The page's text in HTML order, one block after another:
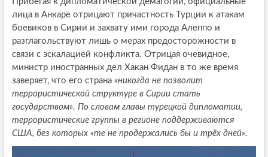
лица в Анкаре отрицают причастность Турции к атакам
боевиков в Сирии и захвату ими города Алеппо и
разглагольствуют лишь о мерах предосторожности в
связи с эскалацией конфликта. Отрицая очевидное,
министр иностранных дел Хакан Фидан в то же время
заверяет, что его страна «никогда не позволит
террористической структуре в Сирии стать
государством». По словам главы турецкой дипломатии,
террористические группы в регионе поддерживаются
США, без которых «те не продержались бы и трёх дней».